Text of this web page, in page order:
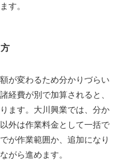
す。
が変わるため分かりづらい
経費が別で加算されると、
ます。大川興業では、分か
外は作業料金として一括で
が作業範囲か、追加になり
がら進めます。